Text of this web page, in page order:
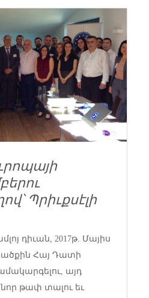
Պրիւքսէլի
դիւան, 2017թ. Մայիս
Հայ Դատի
այդ
թափ տալու եւ